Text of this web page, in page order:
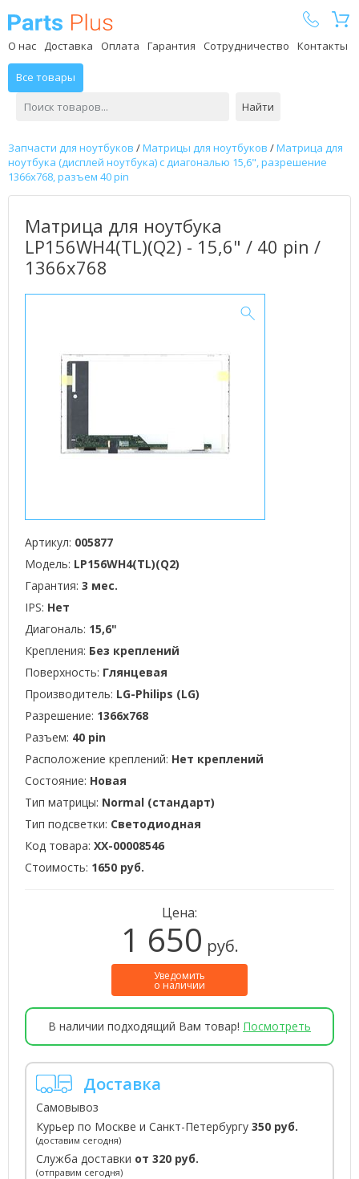
О нас Доставка Оплата Гарантия Сотрудничество Контакты
Все товары
Найти
Запчасти для ноутбуков /Матрицы для ноутбуков /Матрица для
ноутбука (дисплей ноутбука) с диагональю 15,6", разрешение
1366x768, разъем 40 pin
Матрица для ноутбука
LP156WH4(TL)(Q2) - 15,6" / 40 pin /
1366x768
Артикул: 005877
Модель: LP156WH4(TL)(Q2)
Гарантия: 3 мес.
IPS: Нет
Диагональ: 15,6"
Крепления: Без креплений
Поверхность: Глянцевая
Производитель: LG-Philips (LG)
Разрешение: 1366x768
Разъем: 40 pin
Расположение креплений: Нет креплений
Состояние: Новая
Тип матрицы: Normal (стандарт)
Тип подсветки: Светодиодная
Код товара: XX-00008546
Стоимость: 1650 руб.
Цена:
1 650 руб.
Уведомить
о наличии
В наличии подходящий Вам товар! Посмотреть
Доставка
Самовывоз
Курьер по Москве и Санкт-Петербургу 350 руб.
(доставим сегодня)
Служба доставки от 320 руб.
(отправим сегодня)